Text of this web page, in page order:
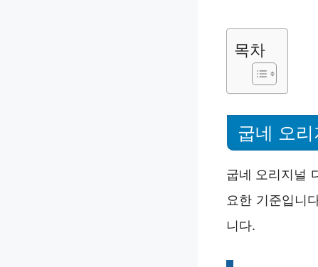
목차
굽네 오
굽네 오리지널
요한 기준입니
니다.